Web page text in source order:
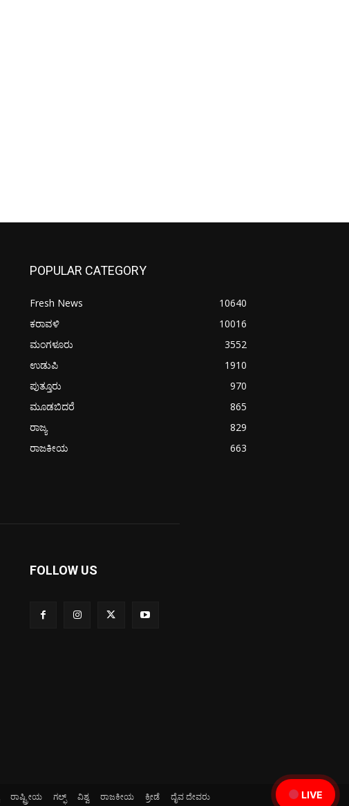
LIVE
POPULAR CATEGORY
Fresh News
10640
ಕರಾವಳಿ
10016
ಮಂಗಳೂರು
3552
ಉಡುಪಿ
1910
ಪುತ್ತೂರು
970
ಮೂಡಬಿದರೆ
865
ರಾಜ್ಯ
829
ರಾಜಕೀಯ
663
FOLLOW US
ರಾಷ್ಟ್ರೀಯ ಗಲ್ಫ್ ವಿಶ್ವ ರಾಜಕೀಯ ಕ್ರೀಡೆ
ದೈವ ದೇವರು